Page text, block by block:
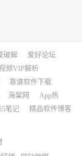
破解
爱好论坛
频VIP解析
靠谱软件下载
海棠网
App热
笔记
精品软件博客